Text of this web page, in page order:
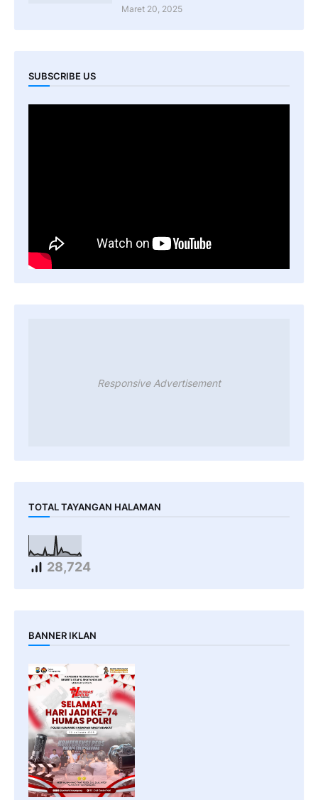
Maret 20, 2025
SUBSCRIBE US
Responsive Advertisement
TOTAL TAYANGAN HALAMAN
28,724
BANNER IKLAN